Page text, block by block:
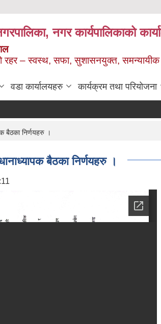
नगर कार्यपालिकाको
रहर – स्वस्थ, सफा, सुशासनयुक्त,
वडा कार्यालयहरु कार्यक्रम तथा परियोजना
बैठका निर्णयहरु ।
बैठका निर्णयहरु ।